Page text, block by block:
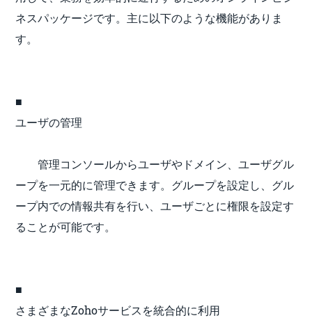
ネスパッケージです。主に以下のような機能がありま
す。
■
ユーザの管理
管理コンソールからユーザやドメイン、ユーザグル
ープを一元的に管理できます。グループを設定し、グル
ープ内での情報共有を行い、ユーザごとに権限を設定す
ることが可能です。
■
さまざまなZohoサービスを統合的に利用